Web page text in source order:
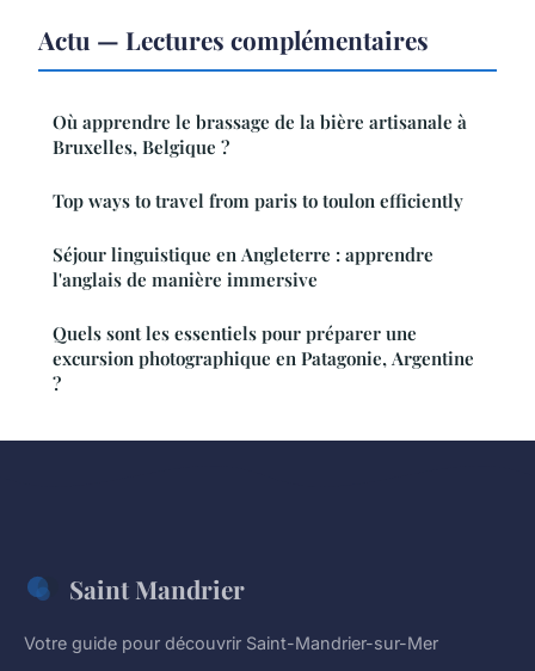
Actu — Lectures complémentaires
Où apprendre le brassage de la bière artisanale à
Bruxelles, Belgique ?
Top ways to travel from paris to toulon efficiently
Séjour linguistique en Angleterre : apprendre
l'anglais de manière immersive
Quels sont les essentiels pour préparer une
excursion photographique en Patagonie, Argentine
?
Saint Mandrier
Votre guide pour découvrir Saint-Mandrier-sur-Mer